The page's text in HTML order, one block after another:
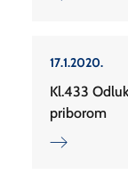
17.1.2020.
Kl.433
priborom